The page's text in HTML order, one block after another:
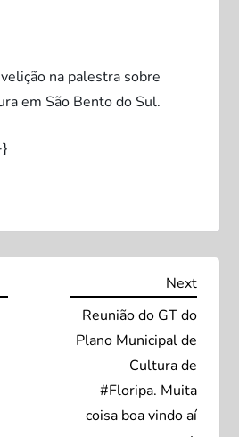
na palestra sobre
em São Bento do Sul.
Next
Next
Reunião do GT do
Plano Municipal de
Cultura de
#Floripa. Muita
coisa boa vindo aí